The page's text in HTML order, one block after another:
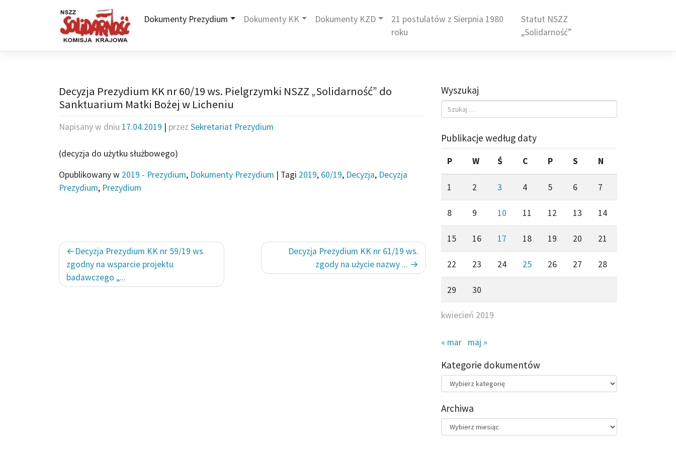
Dokumenty Prezydium Dokumenty KK Dokumenty KZD
21 postulatów z Sierpnia 1980
roku
Statut NSZZ
„Solidarność”
Decyzja Prezydium KK nr 60/19 ws. Pielgrzymki NSZZ „Solidarność” do
Sanktuarium Matki Bożej w Licheniu
Napisany w dniu 17.04.2019 | przez Sekretariat Prezydium
(decyzja do użytku służbowego)
Opublikowany w 2019 - Prezydium, Dokumenty Prezydium | Tagi 2019, 60/19, Decyzja, Decyzja
Prezydium, Prezydium
Nawigacja
wpisu
Decyzja Prezydium KK nr 59/19 ws.
zgodny na wsparcie projektu
badawczego „...
Decyzja Prezydium KK nr 61/19 ws.
zgody na użycie nazwy ...
Wyszukaj
Publikacje według daty
kwiecień 2019
P W Ś C P S N
1 2 3 4 5 6 7
8 9 10 11 12 13 14
15 16 17 18 19 20 21
22 23 24 25 26 27 28
29 30
« mar maj »
Kategorie dokumentów
Kategorie
dokumentów
Archiwa
Archiwa